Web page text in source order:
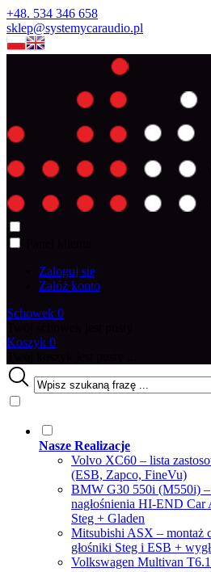
+48. 534 346 658
sklep@systemycaraudio.pl
Zaloguj się
Załóż konto
Schowek 0
Koszyk 0
Nasze Realizacje
Volvo XC60 – lista
(ESB, Zapco, FineVu)
BMW G30 550i (M550i)
nagłośnienia HI-END
Steg + Gladen
Mitsubishi ASX – montaż
głośniki Steg i ESB +
Volkswagen Multivan